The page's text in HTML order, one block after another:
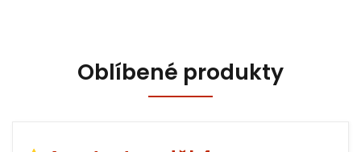
Oblíbené produkty